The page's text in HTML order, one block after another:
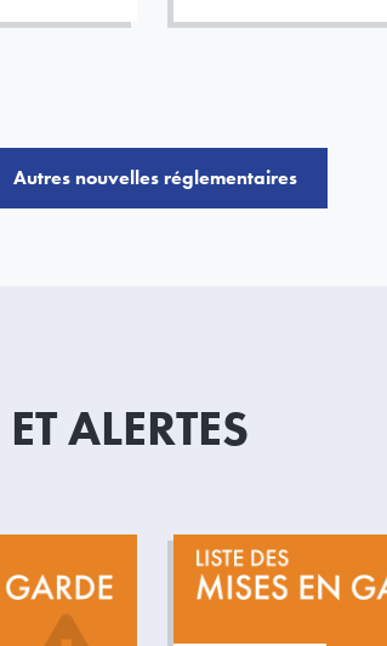
Autres nouvelles réglementaires
ALERTES